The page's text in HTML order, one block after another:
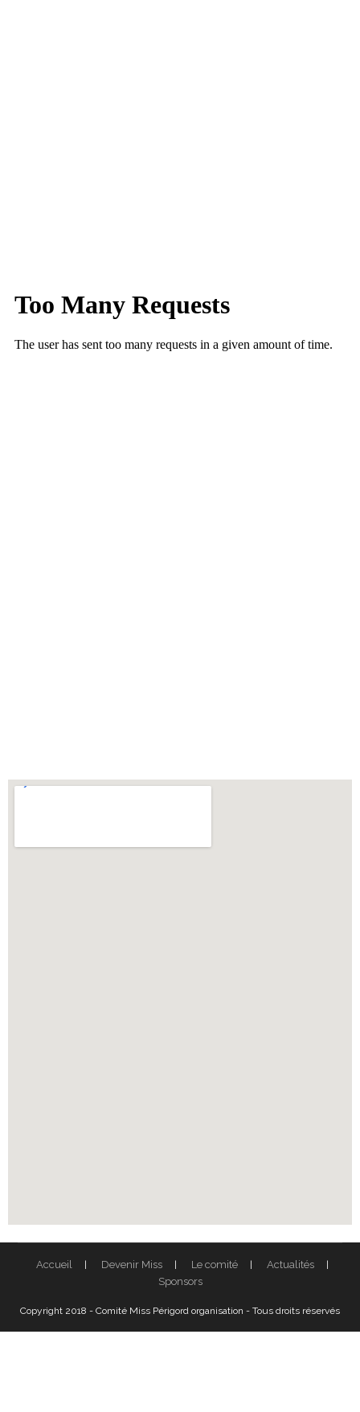
Accueil Devenir Miss Le comité
Actualités
Sponsors
Copyright 2018 - Comité Miss Périgord organisation - Tous droits réservés